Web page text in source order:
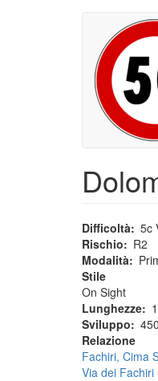
Main
User
Difficoltà 5c
Rischio
R2
Modalità
Stile
On Sight
Lunghezze
Sviluppo
Relazione
Fachiri, Cima
Via dei